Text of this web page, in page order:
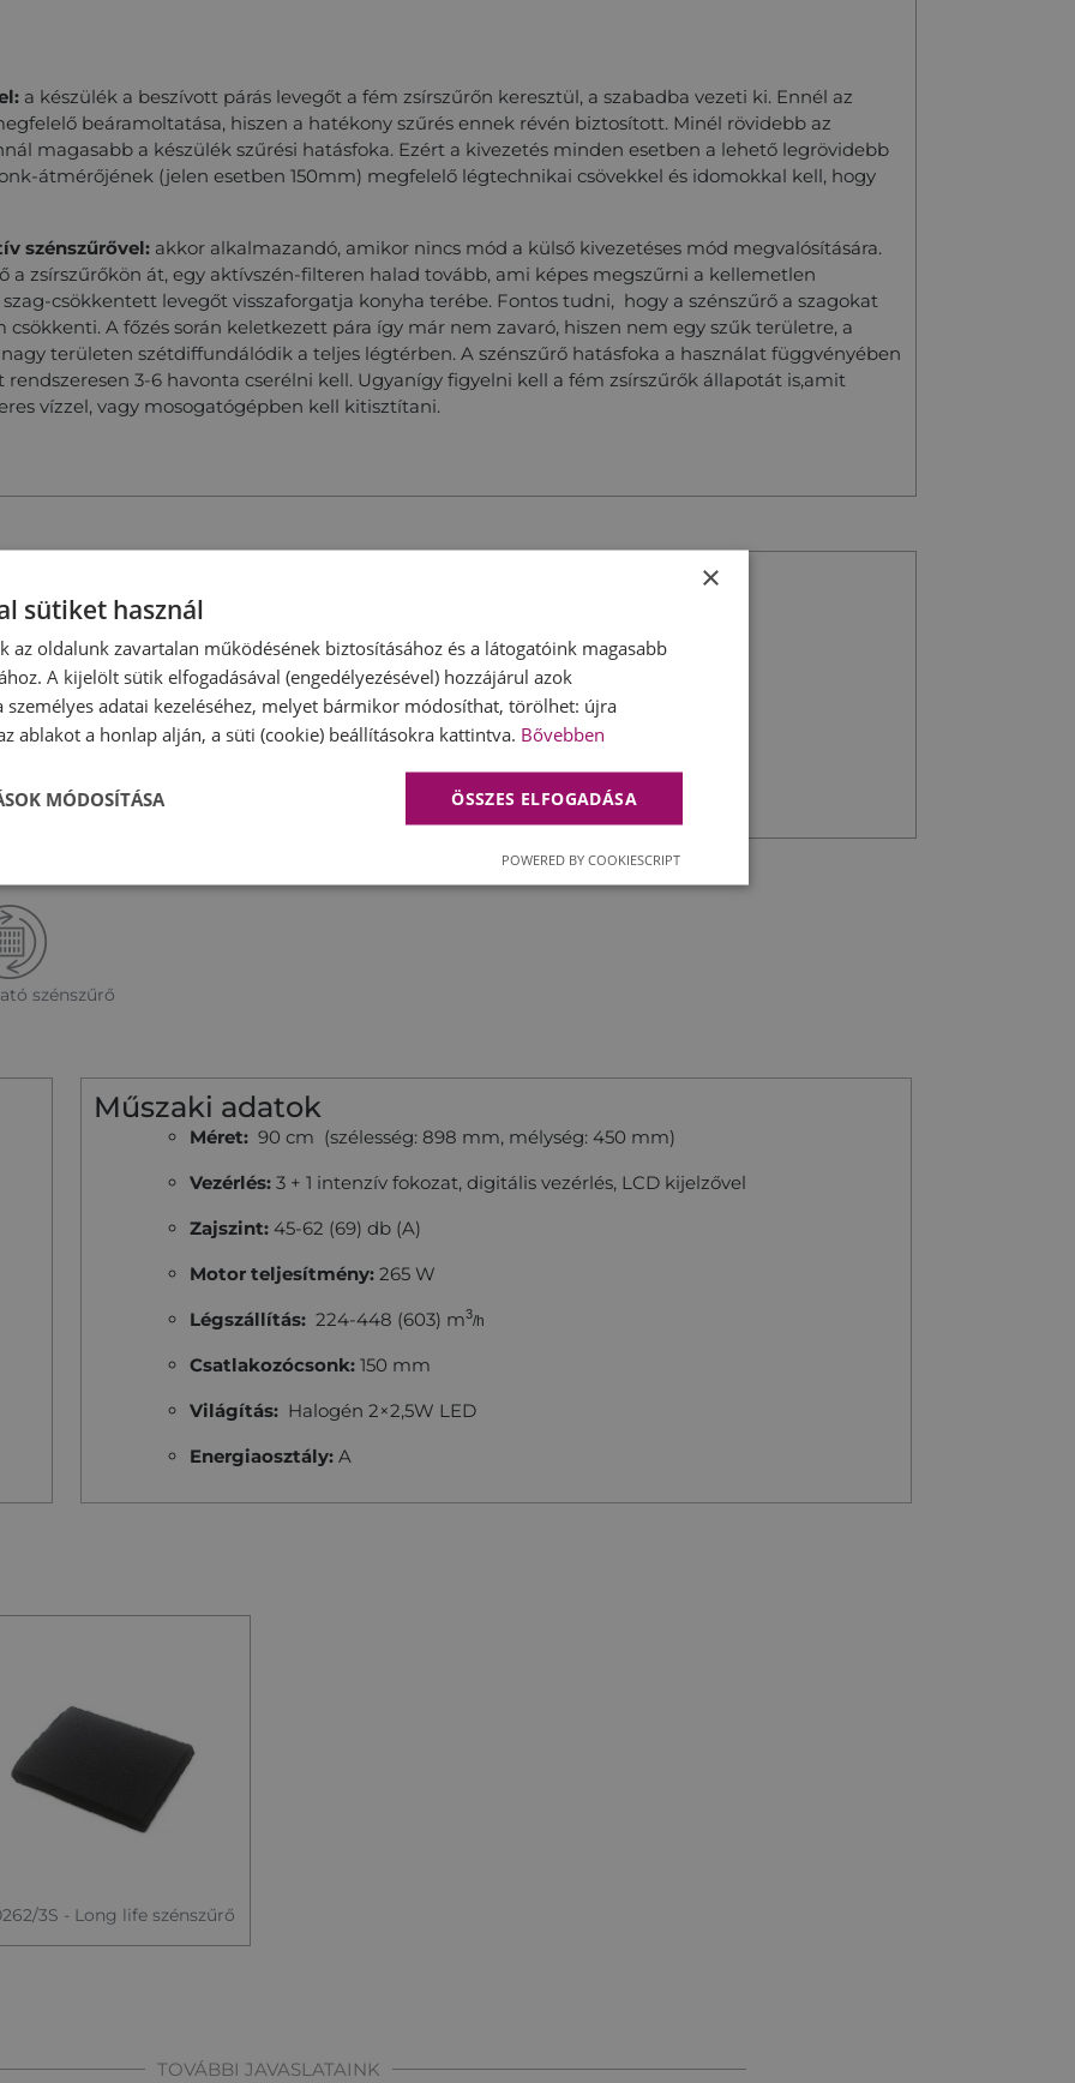
a készülék a beszívott párás levegőt a fém zsírszűrőn keresztül, a szabadba vezeti ki. Ennél az
beáramoltatása, hiszen a hatékony szűrés ennek révén biztosított. Minél rövidebb az
magasabb a készülék szűrési hatásfoka. Ezért a kivezetés minden esetben a lehető legrövidebb
átmérőjének (jelen esetben 150mm) megfelelő légtechnikai csövekkel és idomokkal kell, hogy
szénszűrővel: akkor alkalmazandó, amikor nincs mód a külső kivezetéses mód megvalósítására.
a zsírszűrőkön át, egy aktívszén-filteren halad tovább, ami képes megszűrni a kellemetlen
csökkentett levegőt visszaforgatja konyha terébe. Fontos tudni, hogy a szénszűrő a szagokat
A főzés során keletkezett pára így már nem zavaró, hiszen nem egy szűk területre, a
területen szétdiffundálódik a teljes légtérben. A szénszűrő hatásfoka a használat függvényében
3-6 havonta cserélni kell. Ugyanígy figyelni kell a fém zsírszűrők állapotát is,amit
vízzel, vagy mosogatógépben kell kitisztítani.
kürtős fali páraelszívó
szénszűrő
(mosogatógépben is tisztítható)
szénszűrő
Műszaki adatok
Méret:90 cm (szélesség: 898 mm, mélység: 450 mm)
Vezérlés: 3 + 1 intenzív fokozat, digitális vezérlés, LCD kijelzővel
Zajszint: 45-62 (69) db (A)
Motor teljesítmény: 265 W
Légszállítás: 224-448 (603) m3/h
Csatlakozócsonk: 150 mm
Világítás: Halogén 2×2,5W LED
Energiaosztály: A
3S - Long life szénszűrő
TOVÁBBI JAVASLATAINK
×
sütiket használ
az oldalunk zavartalan működésének biztosításához és a látogatóink magasabb
A kijelölt sütik elfogadásával (engedélyezésével) hozzájárul azok
személyes adatai kezeléséhez, melyet bármikor módosíthat, törölhet: újra
ablakot a honlap alján, a süti (cookie) beállításokra kattintva. Bővebben
ÖSSZES ELFOGADÁSA
MÓDOSÍTÁSA
POWERED BY COOKIESCRIPT